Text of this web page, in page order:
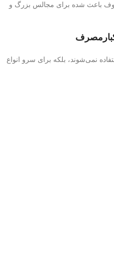
باعث شده برای مجالس بزرگ و
نمی‌شوند، بلکه برای سرو انواع